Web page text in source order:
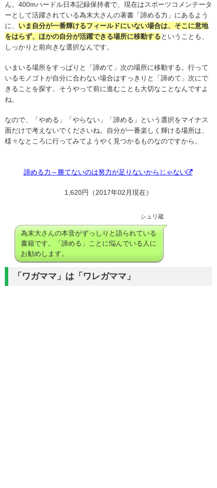
ん。400mハードル日本記録保持者で、現在はスポーツコメンテータ
ーとして活躍されている為末大さんの著書「諦める力」にあるよう
に、 いま自分が一番輝けるフィールドにいない場合は、そこに意地
をはらず、ほかの自分が活躍できる場所に移動するということも、
しっかりと前向きな選択なんです。
いまいる場所をすっぱりと「諦めて」次の場所に移動する。行って
いるモノゴトが自分に合わない場合はすっきりと「諦めて」次にで
きることを探す。そうやって前に進むことも大切なことなんですよ
ね。
なので、「やめる」「やらない」「諦める」という選択をマイナス
面だけで考えないでくださいね。自分が一番楽しく輝ける場所は、
様々なところに行ってみてようやく見つかるものなのですから。
諦める力～勝てないのは努力が足りないからじゃない
1,620円（2017年02月現在）
シュリ蔵
為末大さんの本音がずっしりと語られている
書籍です。「諦める」ことに悩んでいる人に
お勧めします。
「ワガママ」は「ワレガママ」